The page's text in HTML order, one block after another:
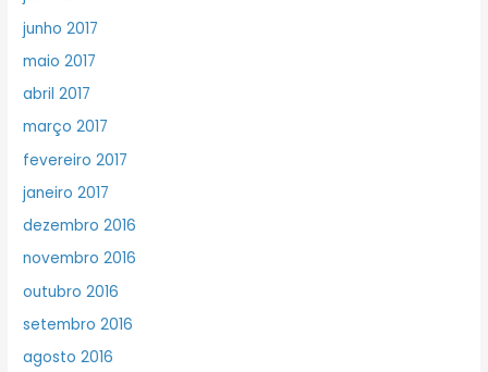
junho 2017
maio 2017
abril 2017
março 2017
fevereiro 2017
janeiro 2017
dezembro 2016
novembro 2016
outubro 2016
setembro 2016
agosto 2016